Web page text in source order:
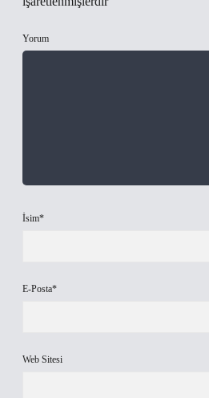
Yorum
İsim*
E-Posta*
Web Sitesi